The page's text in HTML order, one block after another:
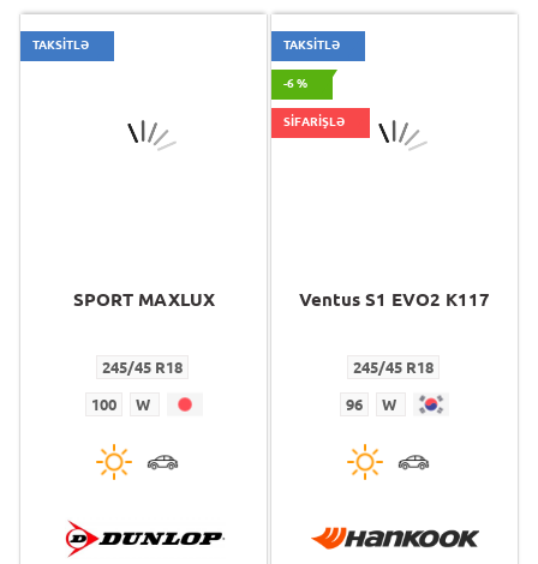
TAKSİTLƏ
SPORT MAXLUX
245/45 R18
100 W
TAKSİTLƏ
-6 %
SİFARİŞLƏ
Ventus S1 EVO2 K117
245/45 R18
96 W